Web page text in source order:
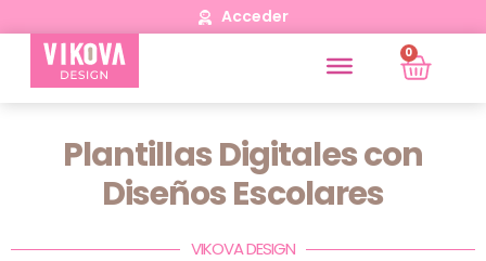
Acceder
0
Plantillas Digitales con
Diseños Escolares
VIKOVA DESIGN